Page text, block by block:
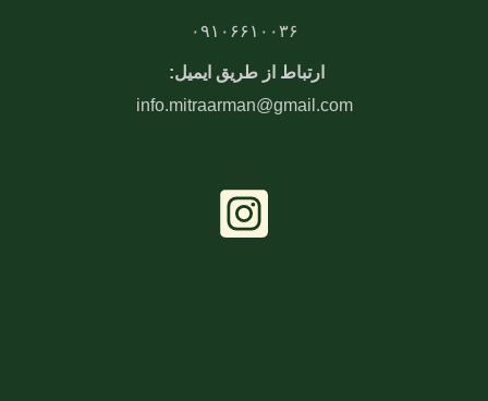
۰۹۱۰۶۶۱۰۰۳۶
ارتباط از طریق ایمیل:
info.mitraarman@gmail.com